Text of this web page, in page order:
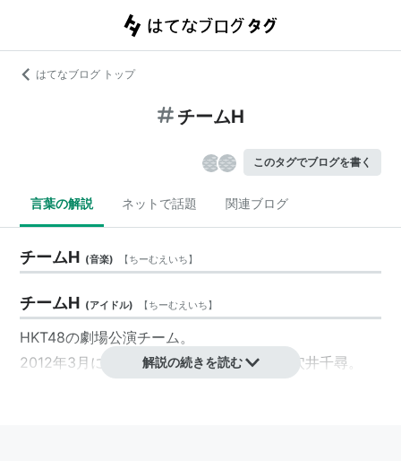
はてなブログ トップ
チームH
このタグでブログを書く
言葉の解説 ネットで話題 関連ブログ
チームH (音楽) 【ちーむえいち】
チームH (アイドル) 【ちーむえいち】
HKT48の劇場公演チーム。
2012年3月に発足した。初代キャプテンは
穴井千尋
解説の続きを読む